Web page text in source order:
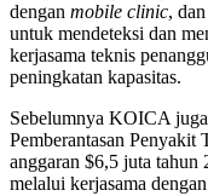
dengan mobile clinic,
untuk mendeteksi dan
kerjasama teknis
peningkatan kapasitas.
Sebelumnya KOICA
Pemberantasan Penyakit
anggaran $6,5 juta
melalui kerjasama